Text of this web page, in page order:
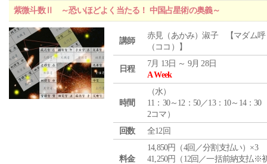
紫微斗数Ⅱ ～恐いほどよく当たる！ 中国占星術の奥義～
講師
赤見（あかみ）淑子 【マダム呼
（ココ）】
日程
7月 13日 ～ 9月 28日
A Week
時間
（水）
11：30～12：50／13：10～14：30
2コマ）
回数
全12回
料金
14,850円（4回／分割支払い）×3
41,250円（12回／一括前納支払※